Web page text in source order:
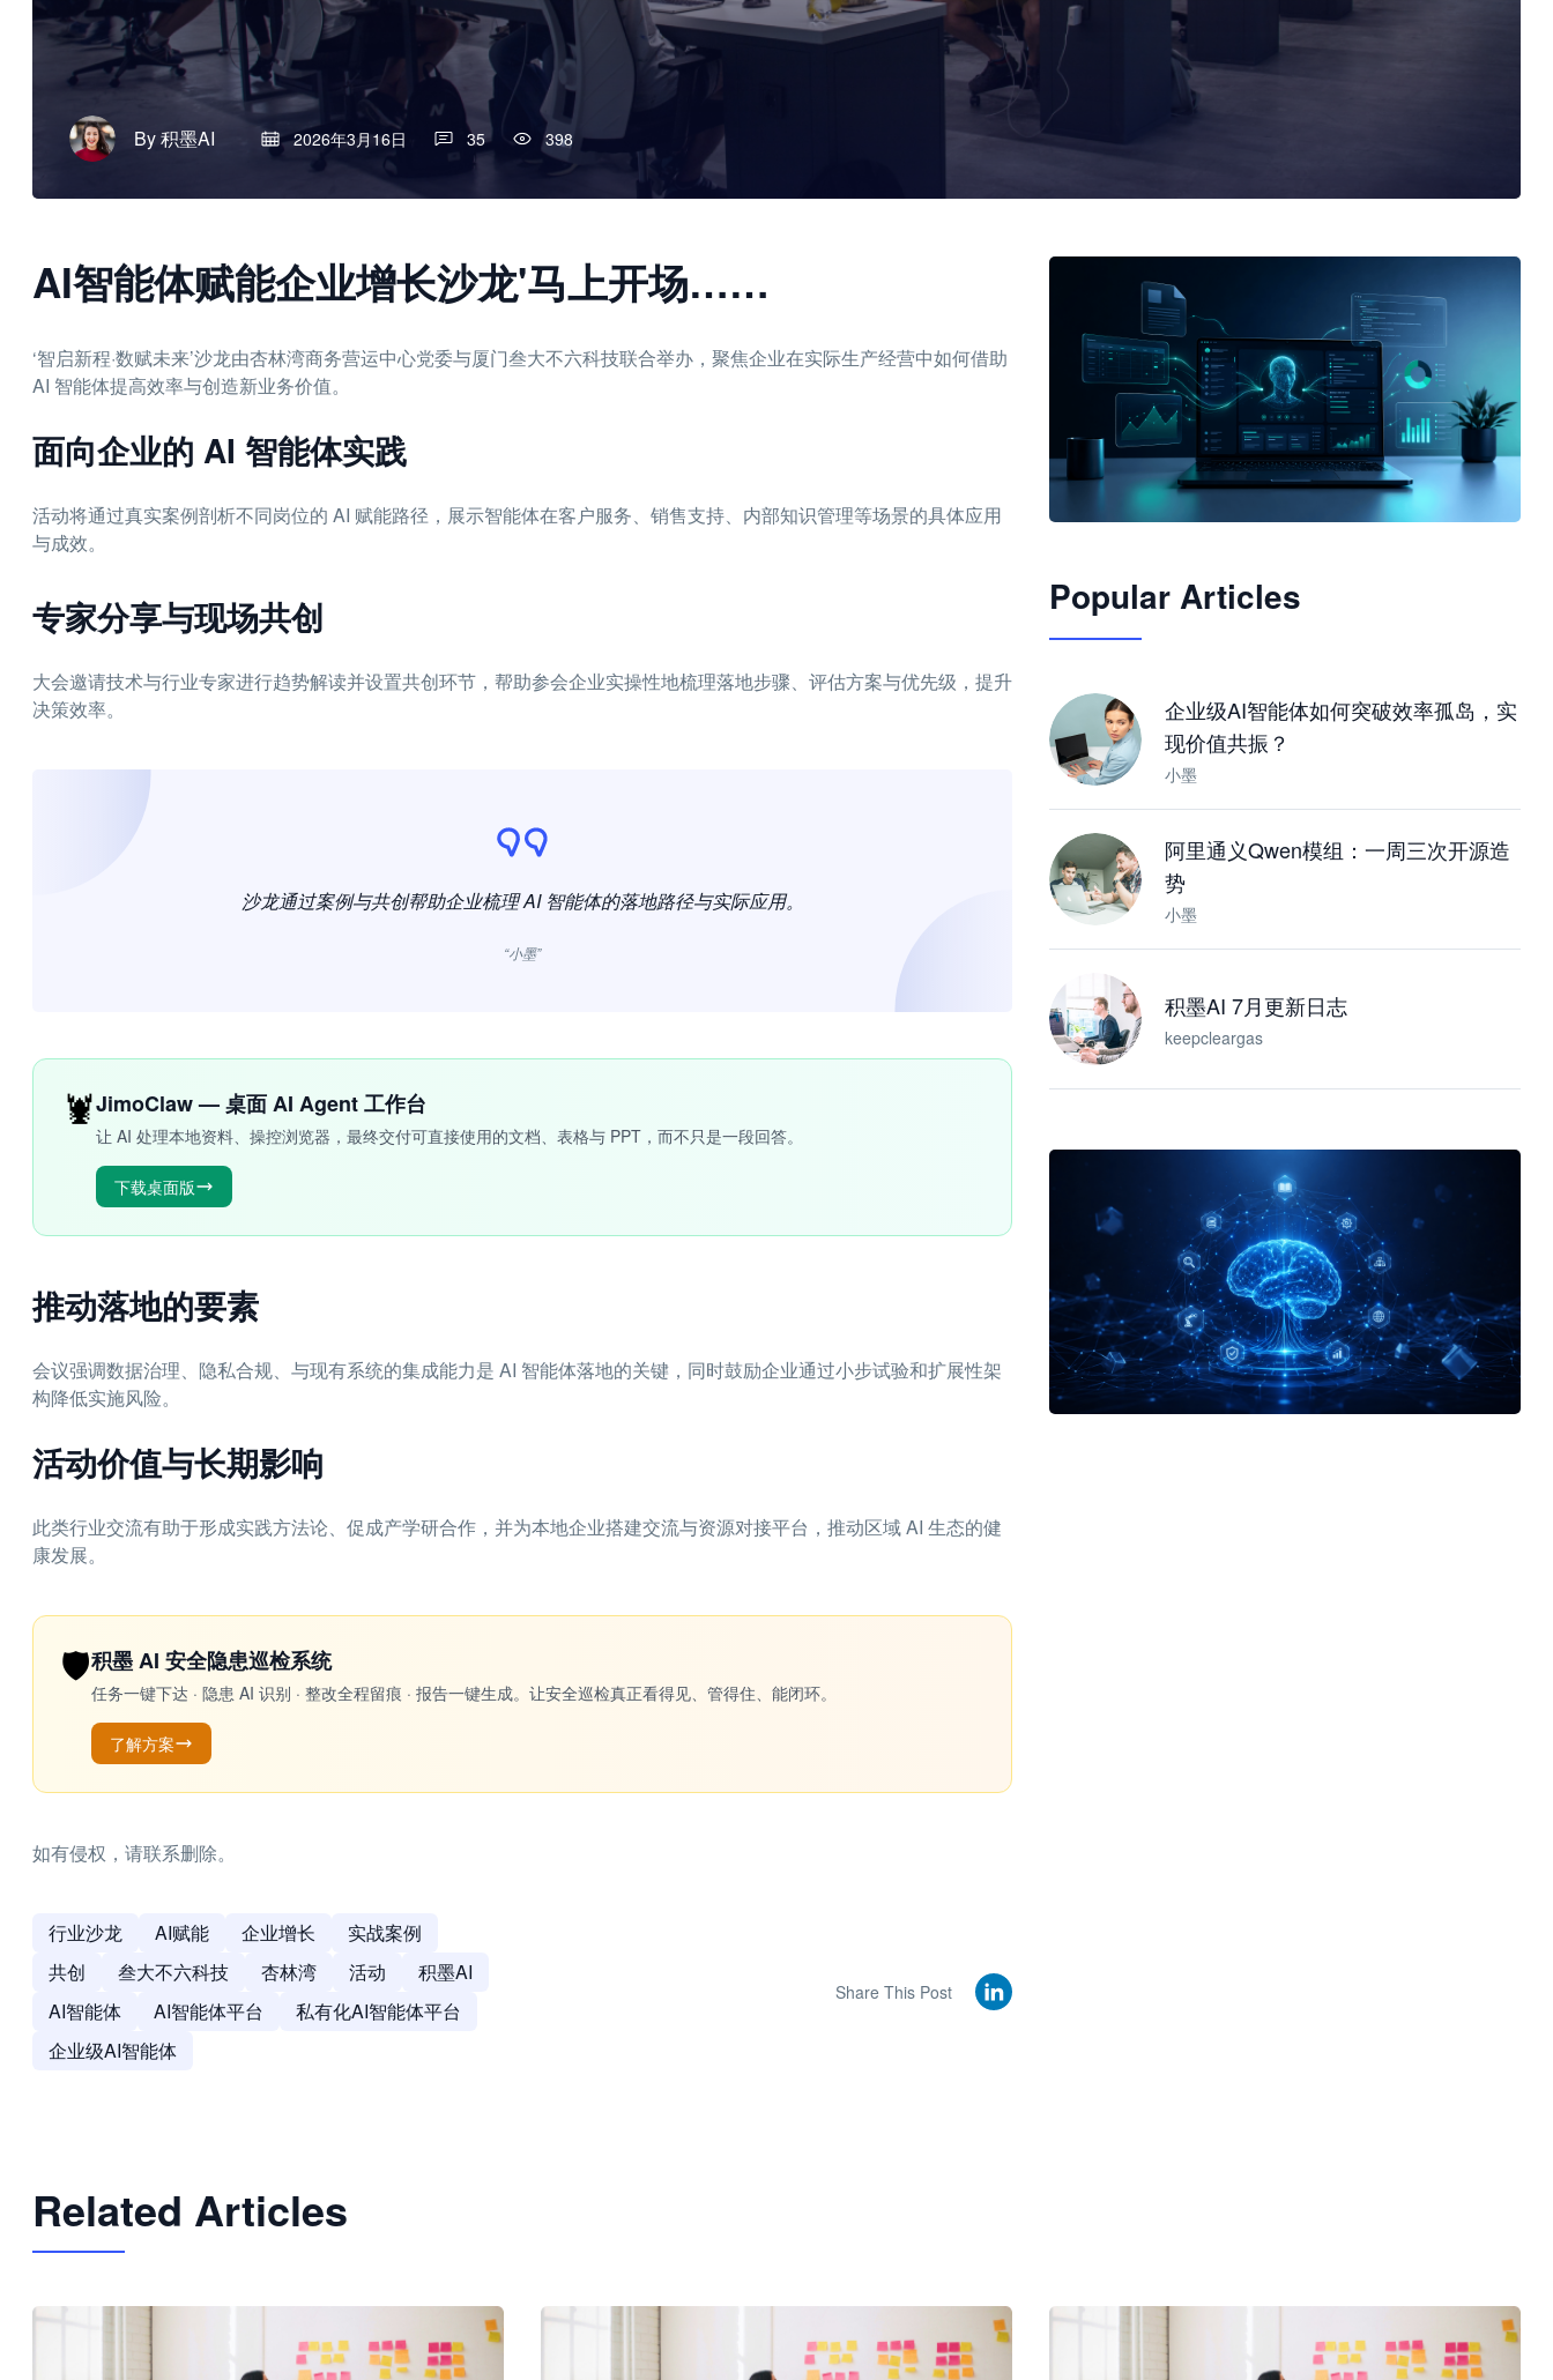
By积墨AI 2026年3月16日 35 398
AI智能体赋能企业增长沙龙'马上开场……
‘智启新程·数赋未来’沙龙由杏林湾商务营运中心党委与厦门叁大不六科技联合举办，聚焦企业在实际生产经营中如何借助
AI 智能体提高效率与创造新业务价值。
面向企业的 AI 智能体实践
活动将通过真实案例剖析不同岗位的 AI 赋能路径，展示智能体在客户服务、销售支持、内部知识管理等场景的具体应用
与成效。
专家分享与现场共创
大会邀请技术与行业专家进行趋势解读并设置共创环节，帮助参会企业实操性地梳理落地步骤、评估方案与优先级，提升
决策效率。
沙龙通过案例与共创帮助企业梳理 AI 智能体的落地路径与实际应用。
“小墨”
🦞JimoClaw — 桌面 AI Agent 工作台
让 AI 处理本地资料、操控浏览器，最终交付可直接使用的文档、表格与 PPT，而不只是一段回答。
下载桌面版
推动落地的要素
会议强调数据治理、隐私合规、与现有系统的集成能力是 AI 智能体落地的关键，同时鼓励企业通过小步试验和扩展性架
构降低实施风险。
活动价值与长期影响
此类行业交流有助于形成实践方法论、促成产学研合作，并为本地企业搭建交流与资源对接平台，推动区域 AI 生态的健
康发展。
🛡️积墨 AI 安全隐患巡检系统
任务一键下达 · 隐患 AI 识别 · 整改全程留痕 · 报告一键生成。让安全巡检真正看得见、管得住、能闭环。
了解方案
如有侵权，请联系删除。
行业沙龙 AI赋能 企业增长
实战案例
共创
叁大不六科技 杏林湾 活动
积墨AI
AI智能体
AI智能体平台
私有化AI智能体平台
企业级AI智能体
Share This Post
JimoClaw 桌面 AI Agent 工作台
Popular Articles
企业级AI智能体如何突破效率孤岛，实
现价值共振？
小墨
阿里通义Qwen模组：一周三次开源造
势
小墨
积墨AI 7月更新日志
keepcleargas
Related Articles